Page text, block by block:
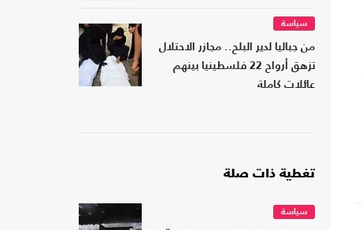
سياسة
من جباليا لدير البلح.. مجازر الاحتلال
تزهق أرواح 22 فلسطينيا بينهم
عائلات كاملة
تغطية ذات صلة
سياسة